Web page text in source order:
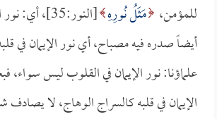
للمؤمن، مَثَلُ نُورِهِ
[النور:35]،
أيضاً صدره فيه مصباح، أي نور الإيمان في
علماؤنا: نور الإيمان في القلوب ليس
الإيمان في قلبه كالسراج الوهاج، لا يصادف